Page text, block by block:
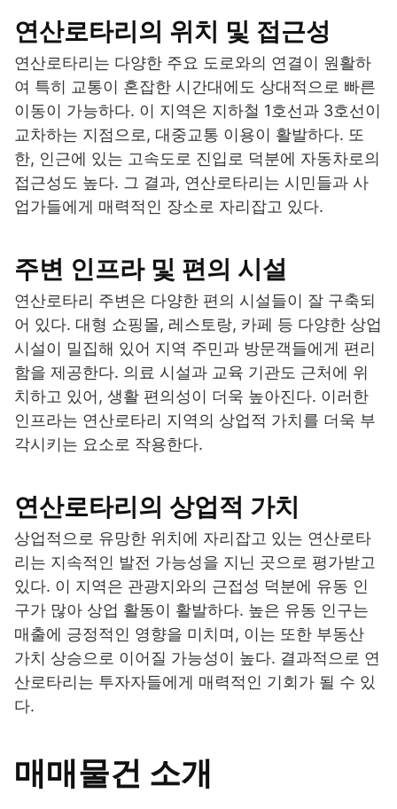
연산로타리의 위치 및 접근성
연산로타리는 다양한 주요 도로와의 연결이 원활하
여 특히 교통이 혼잡한 시간대에도 상대적으로 빠른
이동이 가능하다. 이 지역은 지하철 1호선과 3호선이
교차하는 지점으로, 대중교통 이용이 활발하다. 또
한, 인근에 있는 고속도로 진입로 덕분에 자동차로의
접근성도 높다. 그 결과, 연산로타리는 시민들과 사
업가들에게 매력적인 장소로 자리잡고 있다.
주변 인프라 및 편의 시설
연산로타리 주변은 다양한 편의 시설들이 잘 구축되
어 있다. 대형 쇼핑몰, 레스토랑, 카페 등 다양한 상업
시설이 밀집해 있어 지역 주민과 방문객들에게 편리
함을 제공한다. 의료 시설과 교육 기관도 근처에 위
치하고 있어, 생활 편의성이 더욱 높아진다. 이러한
인프라는 연산로타리 지역의 상업적 가치를 더욱 부
각시키는 요소로 작용한다.
연산로타리의 상업적 가치
상업적으로 유망한 위치에 자리잡고 있는 연산로타
리는 지속적인 발전 가능성을 지닌 곳으로 평가받고
있다. 이 지역은 관광지와의 근접성 덕분에 유동 인
구가 많아 상업 활동이 활발하다. 높은 유동 인구는
매출에 긍정적인 영향을 미치며, 이는 또한 부동산
가치 상승으로 이어질 가능성이 높다. 결과적으로 연
산로타리는 투자자들에게 매력적인 기회가 될 수 있
다.
매매물건 소개